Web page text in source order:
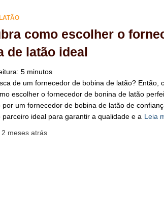
como escolher o
de latão ideal
5 minutos
de um fornecedor de bobina de latão? Então,
escolher o fornecedor de bonina de latão
por um fornecedor de bobina de latão de
parceiro ideal para garantir a qualidade e a Leia
2 mesesatrás